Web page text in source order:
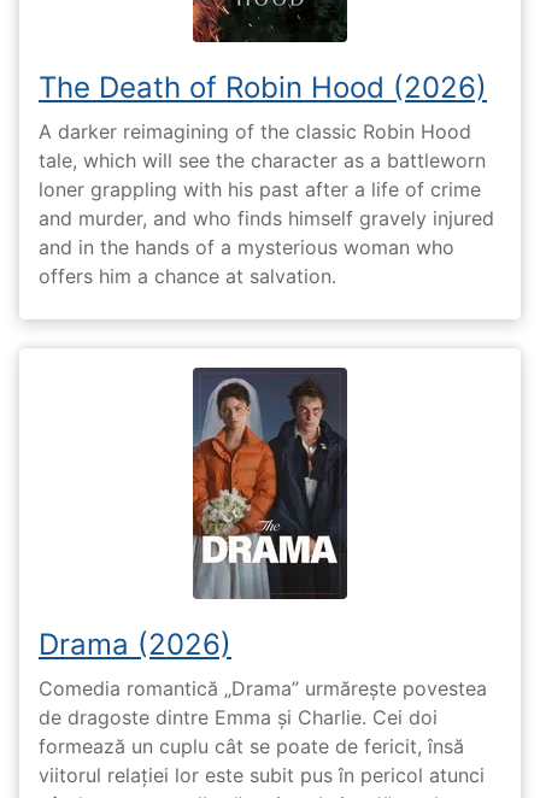
The Death of Robin Hood (2026)
A darker reimagining of the classic Robin Hood
tale, which will see the character as a battleworn
loner grappling with his past after a life of crime
and murder, and who finds himself gravely injured
and in the hands of a mysterious woman who
offers him a chance at salvation.
Drama (2026)
Comedia romantică „Drama” urmărește povestea
de dragoste dintre Emma și Charlie. Cei doi
formează un cuplu cât se poate de fericit, însă
viitorul relației lor este subit pus în pericol atunci